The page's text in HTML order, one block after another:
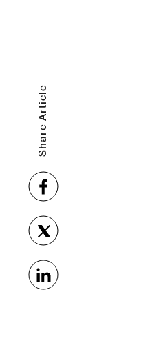
Share Article